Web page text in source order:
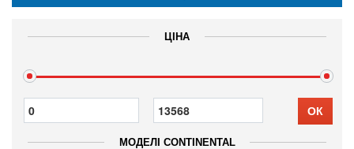
ЦІНА
ОК
МОДЕЛІ CONTINENTAL